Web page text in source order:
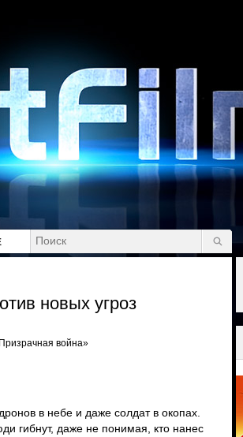
новых угроз
война»
в небе и даже солдат в окопах.
гибнут, даже не понимая, кто нанес